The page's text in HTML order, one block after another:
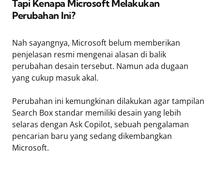
Tapi Kenapa Microsoft Melakukan
Perubahan Ini?
Nah sayangnya, Microsoft belum memberikan
penjelasan resmi mengenai alasan di balik
perubahan desain tersebut. Namun ada dugaan
yang cukup masuk akal.
Perubahan ini kemungkinan dilakukan agar tampilan
Search Box standar memiliki desain yang lebih
selaras dengan Ask Copilot, sebuah pengalaman
pencarian baru yang sedang dikembangkan
Microsoft.